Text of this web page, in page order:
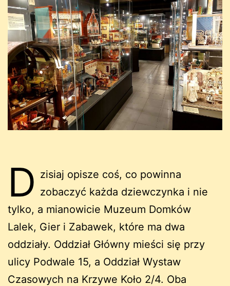
D zisiaj opisze coś, co powinna
zobaczyć każda dziewczynka i nie
tylko, a mianowicie Muzeum Domków
Lalek, Gier i Zabawek, które ma dwa
oddziały. Oddział Główny mieści się przy
ulicy Podwale 15, a Oddział Wystaw
Czasowych na Krzywe Koło 2/4. Oba